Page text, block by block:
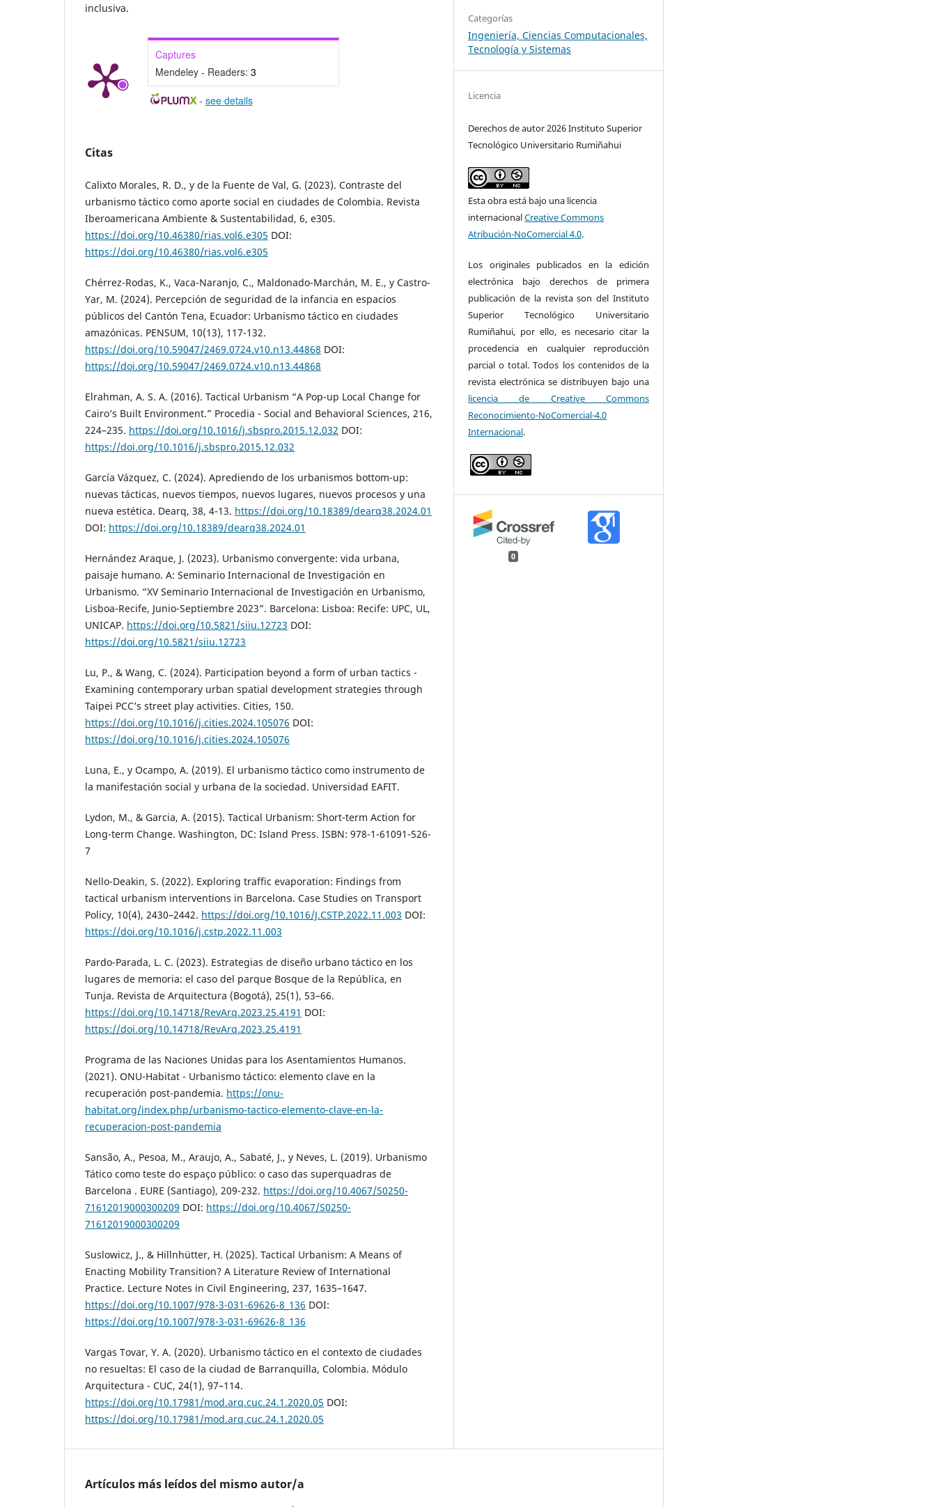
inclusiva.
Captures
Mendeley - Readers: 3
- see details
Citas
Calixto Morales, R. D., y de la Fuente de Val, G. (2023). Contraste del
urbanismo táctico como aporte social en ciudades de Colombia. Revista
Iberoamericana Ambiente & Sustentabilidad, 6, e305.
https://doi.org/10.46380/rias.vol6.e305 DOI:
https://doi.org/10.46380/rias.vol6.e305
Chérrez-Rodas, K., Vaca-Naranjo, C., Maldonado-Marchán, M. E., y Castro-
Yar, M. (2024). Percepción de seguridad de la infancia en espacios
públicos del Cantón Tena, Ecuador: Urbanismo táctico en ciudades
amazónicas. PENSUM, 10(13), 117-132.
https://doi.org/10.59047/2469.0724.v10.n13.44868 DOI:
https://doi.org/10.59047/2469.0724.v10.n13.44868
Elrahman, A. S. A. (2016). Tactical Urbanism “A Pop-up Local Change for
Cairo’s Built Environment.” Procedia - Social and Behavioral Sciences, 216,
224–235. https://doi.org/10.1016/j.sbspro.2015.12.032 DOI:
https://doi.org/10.1016/j.sbspro.2015.12.032
García Vázquez, C. (2024). Aprediendo de los urbanismos bottom-up:
nuevas tácticas, nuevos tiempos, nuevos lugares, nuevos procesos y una
nueva estética. Dearq, 38, 4-13. https://doi.org/10.18389/dearq38.2024.01
DOI: https://doi.org/10.18389/dearq38.2024.01
Hernández Araque, J. (2023). Urbanismo convergente: vida urbana,
paisaje humano. A: Seminario Internacional de Investigación en
Urbanismo. “XV Seminario Internacional de Investigación en Urbanismo,
Lisboa-Recife, Junio-Septiembre 2023”. Barcelona: Lisboa: Recife: UPC, UL,
UNICAP. https://doi.org/10.5821/siiu.12723 DOI:
https://doi.org/10.5821/siiu.12723
Lu, P., & Wang, C. (2024). Participation beyond a form of urban tactics -
Examining contemporary urban spatial development strategies through
Taipei PCC’s street play activities. Cities, 150.
https://doi.org/10.1016/j.cities.2024.105076 DOI:
https://doi.org/10.1016/j.cities.2024.105076
Luna, E., y Ocampo, A. (2019). El urbanismo táctico como instrumento de
la manifestación social y urbana de la sociedad. Universidad EAFIT.
Lydon, M., & Garcia, A. (2015). Tactical Urbanism: Short-term Action for
Long-term Change. Washington, DC: Island Press. ISBN: 978-1-61091-526-
7
Nello-Deakin, S. (2022). Exploring traffic evaporation: Findings from
tactical urbanism interventions in Barcelona. Case Studies on Transport
Policy, 10(4), 2430–2442. https://doi.org/10.1016/J.CSTP.2022.11.003 DOI:
https://doi.org/10.1016/j.cstp.2022.11.003
Pardo-Parada, L. C. (2023). Estrategias de diseño urbano táctico en los
lugares de memoria: el caso del parque Bosque de la República, en
Tunja. Revista de Arquitectura (Bogotá), 25(1), 53–66.
https://doi.org/10.14718/RevArq.2023.25.4191 DOI:
https://doi.org/10.14718/RevArq.2023.25.4191
Programa de las Naciones Unidas para los Asentamientos Humanos.
(2021). ONU-Habitat - Urbanismo táctico: elemento clave en la
recuperación post-pandemia. https://onu-
habitat.org/index.php/urbanismo-tactico-elemento-clave-en-la-
recuperacion-post-pandemia
Sansão, A., Pesoa, M., Araujo, A., Sabaté, J., y Neves, L. (2019). Urbanismo
Tático como teste do espaço público: o caso das superquadras de
Barcelona . EURE (Santiago), 209-232. https://doi.org/10.4067/S0250-
71612019000300209 DOI: https://doi.org/10.4067/S0250-
71612019000300209
Suslowicz, J., & Hillnhütter, H. (2025). Tactical Urbanism: A Means of
Enacting Mobility Transition? A Literature Review of International
Practice. Lecture Notes in Civil Engineering, 237, 1635–1647.
https://doi.org/10.1007/978-3-031-69626-8_136 DOI:
https://doi.org/10.1007/978-3-031-69626-8_136
Vargas Tovar, Y. A. (2020). Urbanismo táctico en el contexto de ciudades
no resueltas: El caso de la ciudad de Barranquilla, Colombia. Módulo
Arquitectura - CUC, 24(1), 97–114.
https://doi.org/10.17981/mod.arq.cuc.24.1.2020.05 DOI:
https://doi.org/10.17981/mod.arq.cuc.24.1.2020.05
Categorías
Ingeniería, Ciencias Computacionales,
Tecnología y Sistemas
Licencia
Derechos de autor 2026 Instituto Superior
Tecnológico Universitario Rumiñahui
Esta obra está bajo una licencia
internacionalCreative Commons
Atribución-NoComercial 4.0.
Los originales publicados en la edición
electrónica bajo derechos de primera
publicación de la revista son del Instituto
Superior Tecnológico Universitario
Rumiñahui, por ello, es necesario citar la
procedencia en cualquier reproducción
parcial o total. Todos los contenidos de la
revista electrónica se distribuyen bajo una
licencia de Creative Commons
Reconocimiento-NoComercial-4.0
Internacional.
0
Artículos más leídos del mismo autor/a